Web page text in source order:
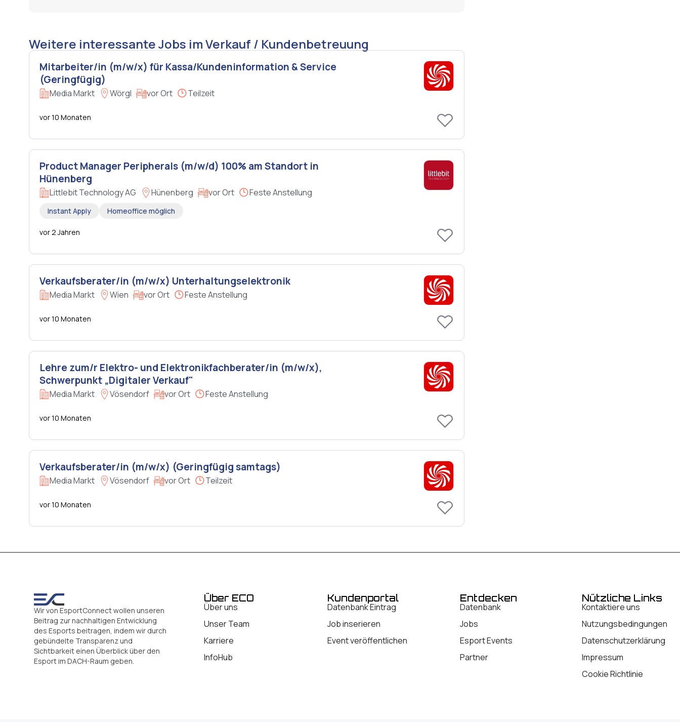
Weitere interessante Jobs im Verkauf / Kundenbetreuung
Mitarbeiter/in (m/w/x) für Kassa/Kundeninformation & Service
(Geringfügig)
Media Markt Wörgl vor Ort Teilzeit
vor 10 Monaten
Product Manager Peripherals (m/w/d) 100% am Standort in
Hünenberg
Littlebit Technology AG Hünenberg vor Ort Feste Anstellung
Instant Apply Homeoffice möglich
vor 2 Jahren
Verkaufsberater/in (m/w/x) Unterhaltungselektronik
Media Markt Wien vor Ort Feste Anstellung
vor 10 Monaten
Lehre zum/r Elektro- und Elektronikfachberater/in (m/w/x),
Schwerpunkt „Digitaler Verkauf"
Media Markt Vösendorf vor Ort Feste Anstellung
vor 10 Monaten
Verkaufsberater/in (m/w/x) (Geringfügig samtags)
Media Markt Vösendorf vor Ort Teilzeit
vor 10 Monaten
Wir von EsportConnect wollen unseren
Beitrag zur nachhaltigen Entwicklung
des Esports beitragen, indem wir durch
gebündelte Transparenz und
Sichtbarkeit einen Überblick über den
Esport im DACH-Raum geben.
Über ECO
Über uns
Unser Team
Karriere
InfoHub
Kundenportal
Datenbank Eintrag
Job inserieren
Event veröffentlichen
Entdecken
Datenbank
Jobs
Esport Events
Partner
Nützliche Links
Kontaktiere uns
Nutzungsbedingungen
Datenschutzerklärung
Impressum
Cookie Richtlinie